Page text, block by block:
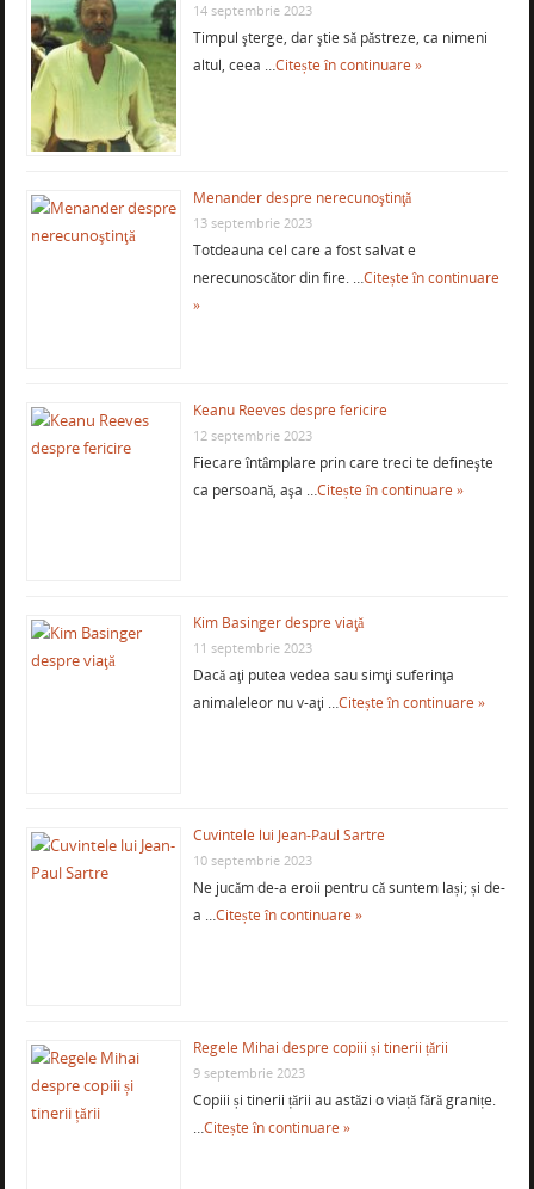
14 septembrie 2023
Timpul şterge, dar ştie să păstreze, ca nimeni
altul, ceea …Citește în continuare »
Menander despre nerecunoştinţă
13 septembrie 2023
Totdeauna cel care a fost salvat e
nerecunoscător din fire. …Citește în continuare
»
Keanu Reeves despre fericire
12 septembrie 2023
Fiecare întâmplare prin care treci te defineşte
ca persoană, aşa …Citește în continuare »
Kim Basinger despre viaţă
11 septembrie 2023
Dacă aţi putea vedea sau simţi suferinţa
animaleleor nu v-aţi …Citește în continuare »
Cuvintele lui Jean-Paul Sartre
10 septembrie 2023
Ne jucăm de-a eroii pentru că suntem lași; și de-
a …Citește în continuare »
Regele Mihai despre copiii și tinerii țării
9 septembrie 2023
Copiii și tinerii țării au astăzi o viață fără granițe.
…Citește în continuare »